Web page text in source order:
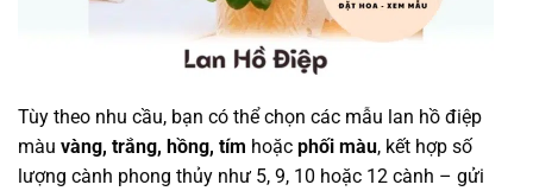
Tùy theo nhu cầu, bạn có thể chọn các mẫu lan hồ điệp
màu vàng, trắng, hồng, tím hoặc phối màu, kết hợp số
lượng cành phong thủy như 5, 9, 10 hoặc 12 cành – gửi